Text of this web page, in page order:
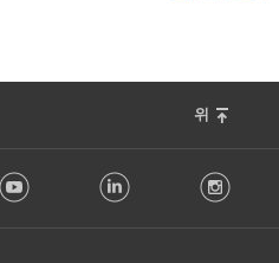
위
Youtube LinkedIn